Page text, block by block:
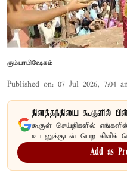
கும்பாபிஷேகம்
Published on: 07 Jul 2026, 7:04
தினத்தந்தியை கூகுளில்
கூகுள் செய்திகளில்
உடனுக்குடன் பெற கிளிக்
Add as